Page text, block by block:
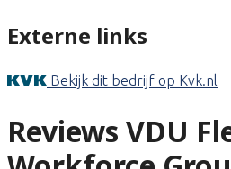
Externe links
Bekijk dit bedrijf op Kvk.nl
Reviews VDU